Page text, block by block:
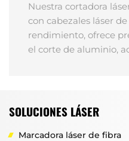
Nuestra cortadora
con cabezales láser
rendimiento, ofrece
el corte de aluminio,
SOLUCIONES LÁSER
Marcadora láser de fibra